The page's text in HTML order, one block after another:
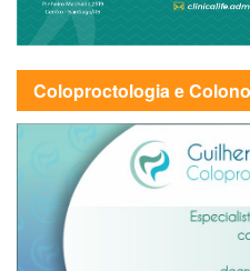
Coloproctologia e